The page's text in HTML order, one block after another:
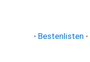
• Bestenlisten •